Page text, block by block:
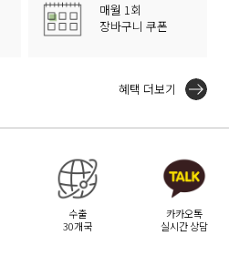
매월 1회
장바구니 쿠폰
혜택 더보기
수출
30개국
카카오톡
실시간 상담